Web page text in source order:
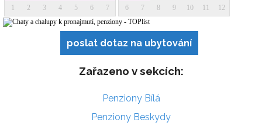
poslat dotaz na ubytování
Zařazeno v sekcích:
Penziony Bílá
Penziony Beskydy